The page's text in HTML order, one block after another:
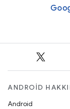
ANDROID
Android